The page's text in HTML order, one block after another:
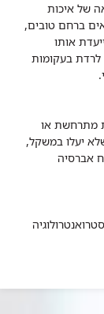
של איכות
ברחם טובים,
אותו
לרדת בעקומות
מתרחשת או
יעלו במשקל,
אברסיה